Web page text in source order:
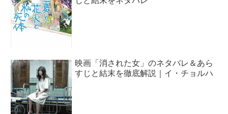
映画「消された女」のネタバレ＆あら
すじと結末を徹底解説｜イ・チョルハ